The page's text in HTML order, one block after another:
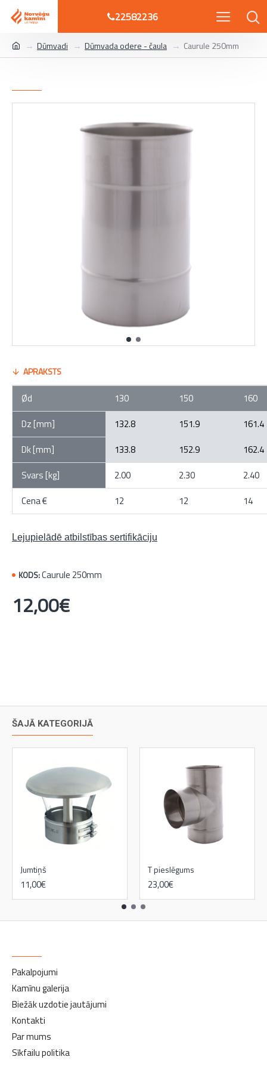
22582236
Dūmvadi Dūmvada odere - čaula Caurule 250mm
APRAKSTS
Ød 130 150
160
Dz [mm]
132.8 151.9
161.4
Dk [mm]
133.8 152.9
162.4
Svars [kg]
2.00 2.30
2.40
Cena €
12 12 14
Lejupielādē atbilstības sertifikāciju
KODS:Caurule 250mm
12,00€
ŠAJĀ KATEGORIJĀ
Jumtiņš
11,00€
T pieslēgums
23,00€
Pakalpojumi
Kamīnu galerija
Biežāk uzdotie jautājumi
Kontakti
Par mums
Sīkfailu politika